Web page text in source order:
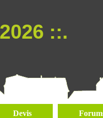
::.
Devis